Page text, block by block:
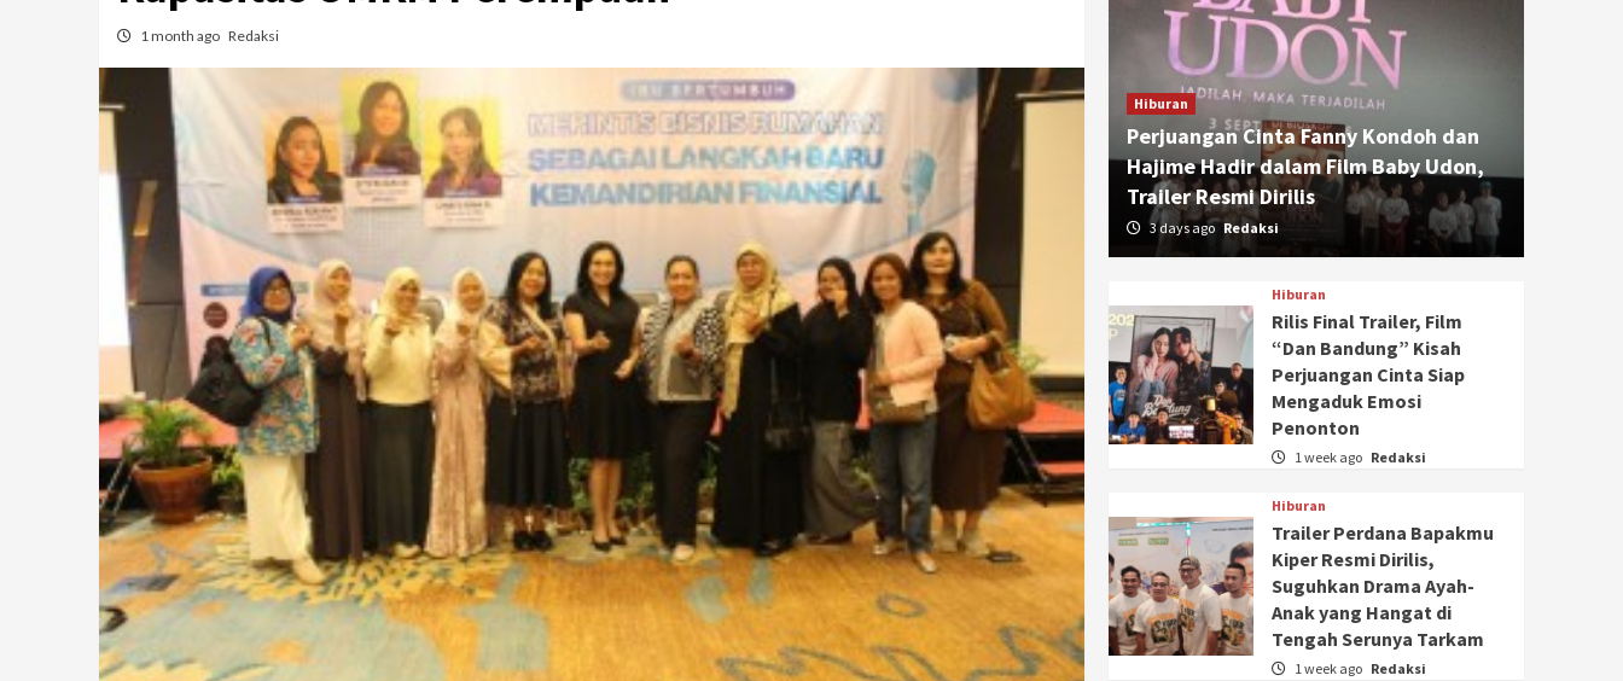
1 month ago Redaksi
Hiburan
Perjuangan Cinta Fanny Kondoh dan
Hajime Hadir dalam Film Baby Udon,
Trailer Resmi Dirilis
3 days ago Redaksi
Hiburan
Rilis Final Trailer, Film
“Dan Bandung” Kisah
Perjuangan Cinta Siap
Mengaduk Emosi
Penonton
1 week ago Redaksi
Hiburan
Trailer Perdana Bapakmu
Kiper Resmi Dirilis,
Suguhkan Drama Ayah-
Anak yang Hangat di
Tengah Serunya Tarkam
1 week ago Redaksi